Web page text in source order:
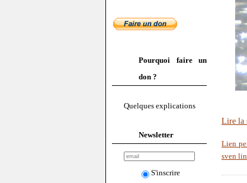
Pourquoi faire un
don ?
Quelques explications
Newsletter
S'inscrire
Lire la
Lien
sven